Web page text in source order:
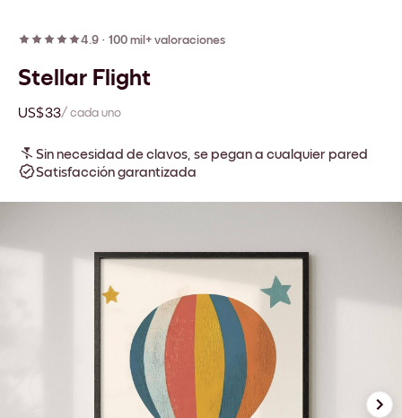
4.9 · 100 mil+ valoraciones
Stellar Flight
US$33/ cada uno
Sin necesidad de clavos, se pegan a cualquier pared
Satisfacción garantizada